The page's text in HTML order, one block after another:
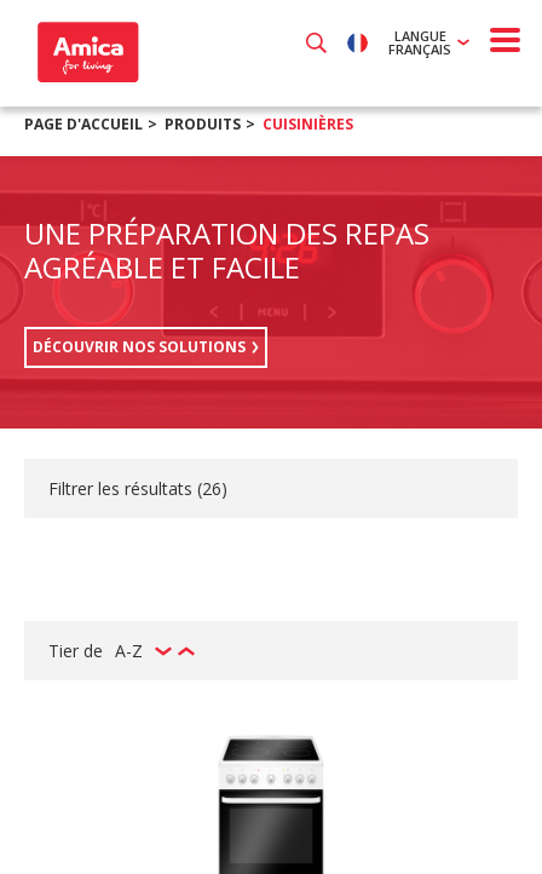
LANGUE
FRANÇAIS
PAGE D'ACCUEIL PRODUITS CUISINIÈRES
UNE PRÉPARATION DES REPAS
AGRÉABLE ET FACILE
DÉCOUVRIR NOS SOLUTIONS
Filtrer les résultats (26)
Tier de A-Z